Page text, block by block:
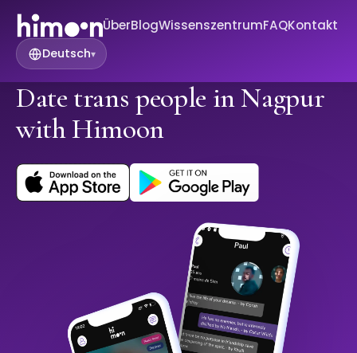
ÜberBlogWissenszentrumFAQKontakt
Deutsch▾
Date trans people in Nagpur
with Himoon